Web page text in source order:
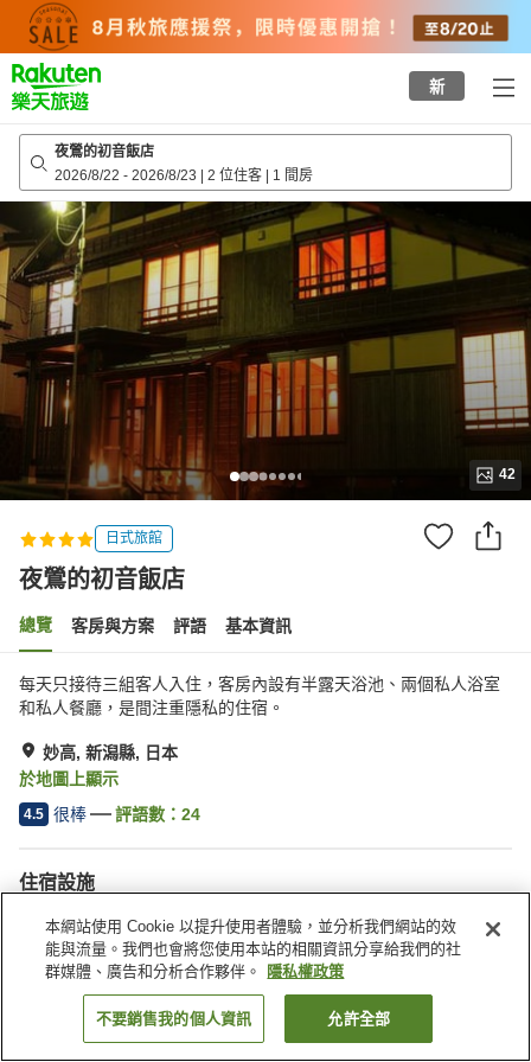
top
page
新
夜鶯的初音飯店
2026/8/22 - 2026/8/23 | 2 位住客 | 1 間房
42
日式旅館
夜鶯的初音飯店
總覽 客房與方案 評語 基本資訊
每天只接待三組客人入住，客房內設有半露天浴池、兩個私人浴室
和私人餐廳，是間注重隱私的住宿。
妙高, 新潟縣, 日本
於地圖上顯示
4.5 很棒 評語數： 24
住宿設施
停車場
私人餐廳
滑雪設備乾燥室
日式餐廳
找客房
本網站使用 Cookie 以提升使用者體驗，並分析我們網站的效
能與流量。我們也會將您使用本站的相關資訊分享給我們的社
群媒體、廣告和分析合作夥伴。
隱私權政策
不要銷售我的個人資訊 允許全部